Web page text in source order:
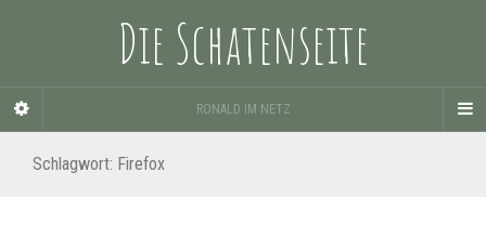
Die Schatenseite
RONALD IM NETZ
Schlagwort: Firefox